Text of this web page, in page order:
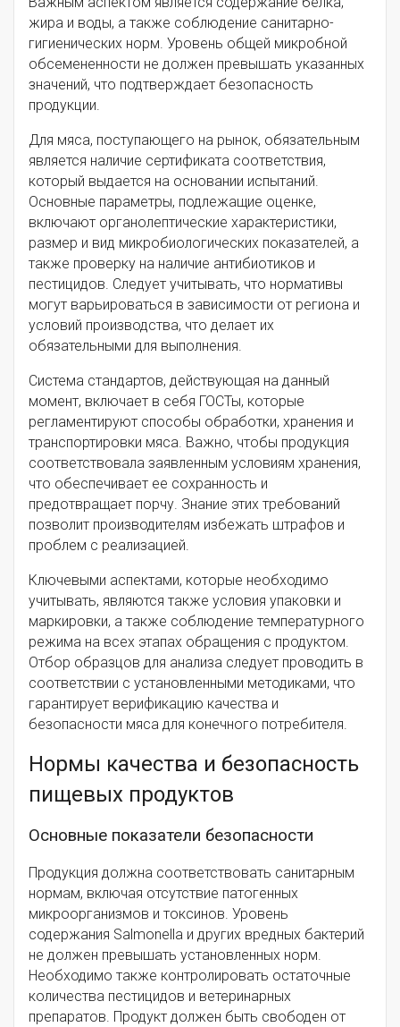
жира и воды, а также соблюдение санитарно-
гигиенических норм. Уровень общей микробной
обсемененности не должен превышать указанных
значений, что подтверждает безопасность
продукции.
Для мяса, поступающего на рынок, обязательным
является наличие сертификата соответствия,
который выдается на основании испытаний.
Основные параметры, подлежащие оценке,
включают органолептические характеристики,
размер и вид микробиологических показателей, а
также проверку на наличие антибиотиков и
пестицидов. Следует учитывать, что нормативы
могут варьироваться в зависимости от региона и
условий производства, что делает их
обязательными для выполнения.
Система стандартов, действующая на данный
момент, включает в себя ГОСТы, которые
регламентируют способы обработки, хранения и
транспортировки мяса. Важно, чтобы продукция
соответствовала заявленным условиям хранения,
что обеспечивает ее сохранность и
предотвращает порчу. Знание этих требований
позволит производителям избежать штрафов и
проблем с реализацией.
Ключевыми аспектами, которые необходимо
учитывать, являются также условия упаковки и
маркировки, а также соблюдение температурного
режима на всех этапах обращения с продуктом.
Отбор образцов для анализа следует проводить в
соответствии с установленными методиками, что
гарантирует верификацию качества и
безопасности мяса для конечного потребителя.
Нормы качества и безопасность
пищевых продуктов
Основные показатели безопасности
Продукция должна соответствовать санитарным
нормам, включая отсутствие патогенных
микроорганизмов и токсинов. Уровень
содержания Salmonella и других вредных бактерий
не должен превышать установленных норм.
Необходимо также контролировать остаточные
количества пестицидов и ветеринарных
препаратов. Продукт должен быть свободен от